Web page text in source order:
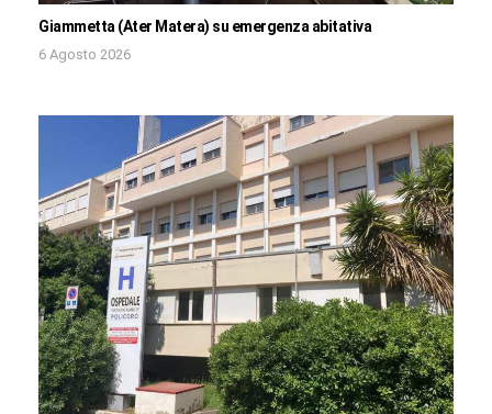
Giammetta (Ater Matera) su emergenza abitativa
6 Agosto 2026